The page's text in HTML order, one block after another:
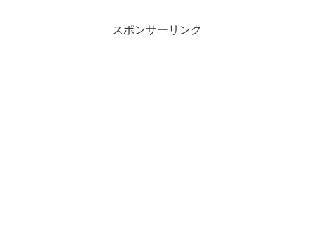
スポンサーリンク